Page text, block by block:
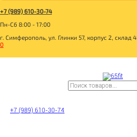
+7 (989) 610-30-74
Пн-Сб 8:00 - 17:00
г. Симферополь, ул. Глинки 57, корпус 2, склад 4
0
+7 (989) 610-30-74